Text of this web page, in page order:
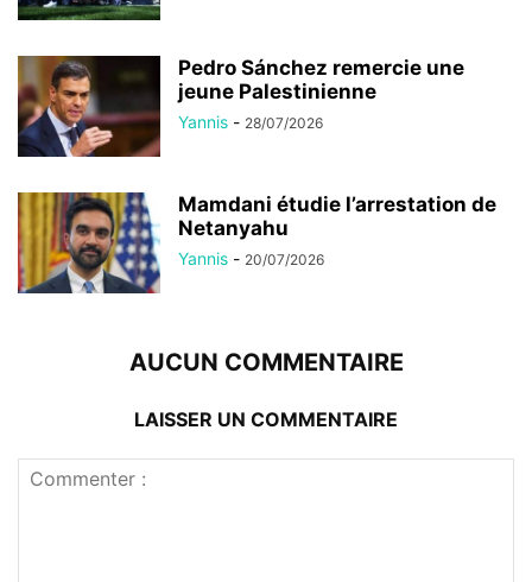
Pedro Sánchez remercie une
jeune Palestinienne
Yannis - 28/07/2026
Mamdani étudie l’arrestation de
Netanyahu
Yannis - 20/07/2026
AUCUN COMMENTAIRE
LAISSER UN COMMENTAIRE